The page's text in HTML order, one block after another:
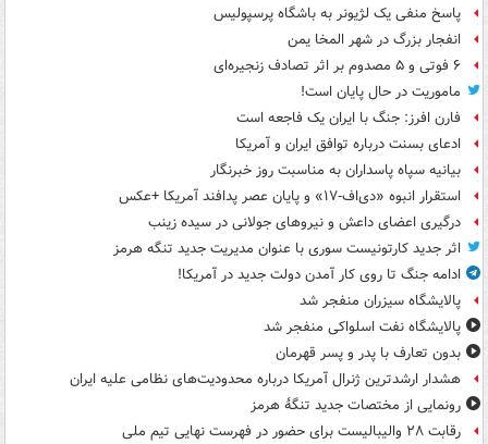
پاسخ منفی یک لژیونر به باشگاه پرسپولیس
انفجار بزرگ در شهر المخا یمن
۶ فوتی و ۵ مصدوم بر اثر تصادف زنجیره‌ای
ماموریت در حال پایان است!
فارن افرز: جنگ با ایران یک فاجعه است
ادعای بسنت درباره توافق ایران و آمریکا
بیانیه سپاه پاسداران به مناسبت روز خبرنگار
استقرار انبوه «دی‌اف‑۱۷» و پایان عصر پدافند آمریکا +عکس
درگیری اعضای داعش و نیروهای جولانی در سیده زینب
اثر جدید کارتونیست سوری با عنوان مدیریت جدید تنگه هرمز
ادامه جنگ تا روی کار آمدن دولت جدید در آمریکا!
پالایشگاه سیزران منفجر شد
پالایشگاه نفت اسلواکی منفجر شد
بدون تعارف با پدر و پسر قهرمان
هشدار ارشدترین ژنرال آمریکا درباره محدودیت‌های نظامی علیه ایران
رونمایی از مختصات جدید تنگۀ هرمز
رقابت ۲۸ والیبالیست برای حضور در فهرست نهایی تیم ملی